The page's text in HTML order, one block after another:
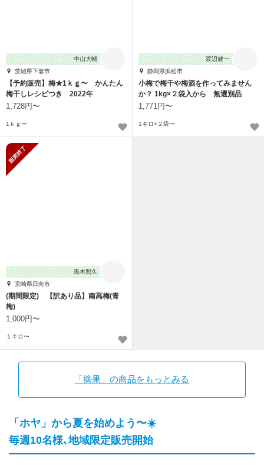
中山大輔
茨城県下妻市
【予約販売】梅★1ｋｇ〜 かんたん
梅干しレシピつき 2022年
1,728円〜
1ｋｇ〜
渡辺健一
静岡県浜松市
小梅で梅干や梅酒を作ってみません
か？ 1kg×２袋入から 無選別品
1,771円〜
1キロ×２袋〜
黒木照久
宮崎県日向市
(期間限定) 【訳あり品】南高梅(青
梅)
1,000円〜
１キロ〜
「摘果」の商品をもっとみる
「ホヤ」から夏を始めよう〜☀️
毎週10名様､地域限定販売開始